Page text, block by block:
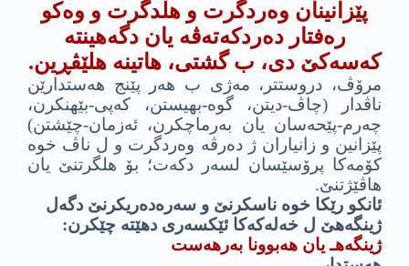
پێزانینان وه‌ردگرت و هلدگرت و وه‌كو
ره‌فتار ده‌ردكه‌ته‌ڤه‌ یان دگه‌هینته‌
كه‌سه‌كێ دى، ب گشتى، هاتینه‌ هلێڤڕین.
مرۆڤ، دروستتر، مه‌ژى ب هه‌ر پێنج هه‌ستدارێن
ناڤدار (چاڤ-دیتن، گوه-بهیستن، كه‌پى-بێهنكرن،
چه‌رم-پێحه‌سان یان به‌رماچكرن، ئه‌زمان-چێشتن)
پێزانین و زانیاران ژ ده‌رڤه‌ وه‌ردگرت و ل ناڤ خوه‌
كۆمه‌كا پرۆسێسان لسه‌ر دكه‌ت؛ بۆ هلگرتنێ یان
هاڤێژتنێ.
ئانكو رێكا خوه‌ ناسكرنێ و سه‌ره‌ده‌ریكرنێ دگه‌ل
ژینگه‌هێ ل خه‌له‌كه‌كا ئێكسه‌رى دهێته‌ چێكرن:
ژینگه‌هـ یان هه‌بوونا به‌رهه‌ست